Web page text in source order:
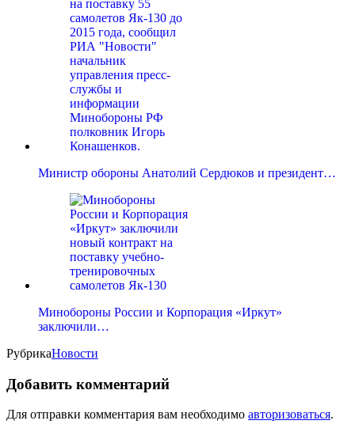
Министр обороны Анатолий Сердюков и президент…
Минобороны России и Корпорация «Иркут»
заключили…
РубрикаНовости
Добавить комментарий
Для отправки комментария вам необходимо авторизоваться.